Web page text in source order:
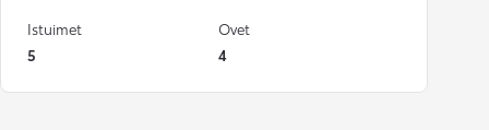
Istuimet
5
Ovet
4